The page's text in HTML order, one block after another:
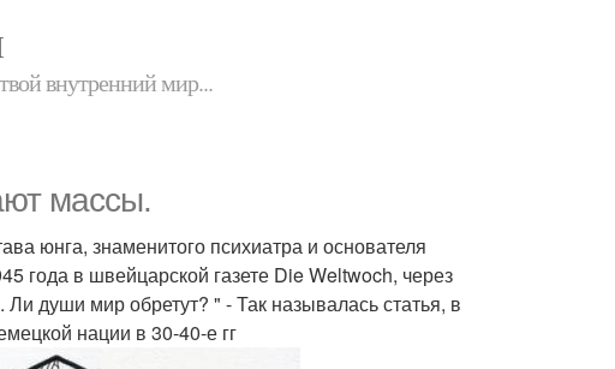
внутренний мир...
массы.
юнга, знаменитого психиатра и основателя
года в швейцарской газете Die Weltwoch, через
души мир обретут? " - Так называлась статья, в
нации в 30-40-е гг